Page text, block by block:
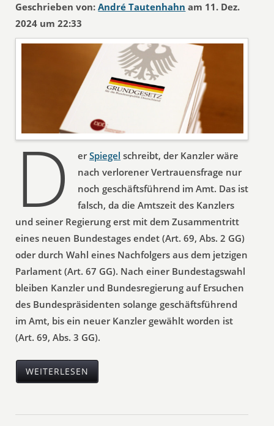
Geschrieben von: André Tautenhahn am 11. Dez.
2024 um 22:33
D erSpiegel schreibt, der Kanzler wäre
nach verlorener Vertrauensfrage nur
noch geschäftsführend im Amt. Das ist
falsch, da die Amtszeit des Kanzlers
und seiner Regierung erst mit dem Zusammentritt
eines neuen Bundestages endet (Art. 69, Abs. 2 GG)
oder durch Wahl eines Nachfolgers aus dem jetzigen
Parlament (Art. 67 GG). Nach einer Bundestagswahl
bleiben Kanzler und Bundesregierung auf Ersuchen
des Bundespräsidenten solange geschäftsführend
im Amt, bis ein neuer Kanzler gewählt worden ist
(Art. 69, Abs. 3 GG).
WEITERLESEN